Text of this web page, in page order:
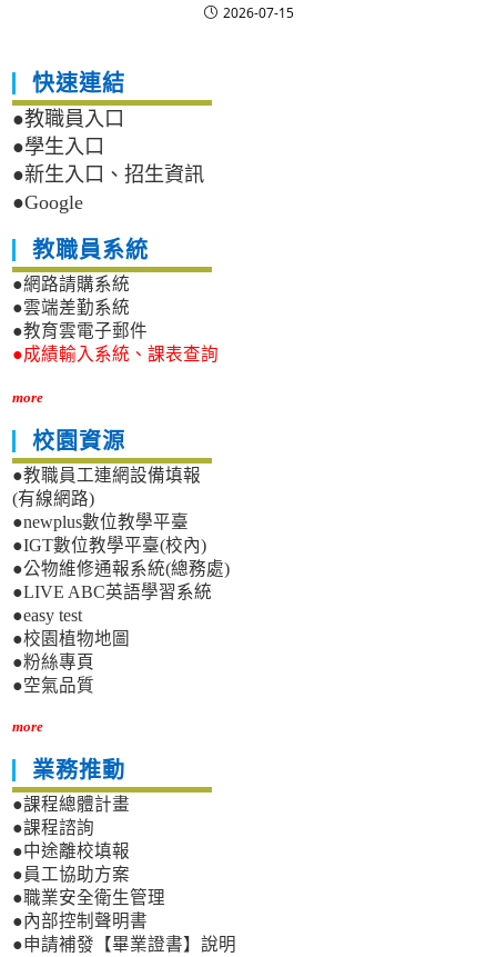
2026-07-15
快速連結
●教職員入口
●學生入口
●新生入口、招生資訊
●Google
教職員系統
●網路請購系統
●雲端差勤系統
●教育雲電子郵件
●成績輸入系統、課表查詢
more
校園資源
●教職員工連網設備填報
(有線網路)
●newplus數位教學平臺
●IGT數位教學平臺(校內)
●公物維修通報系統(總務處)
●LIVE ABC英語學習系統
●easy test
●校園植物地圖
●粉絲專頁
●空氣品質
more
業務推動
●課程總體計畫
●課程諮詢
●中途離校填報
●員工協助方案
●職業安全衛生管理
●內部控制聲明書
●申請補發【畢業證書】說明